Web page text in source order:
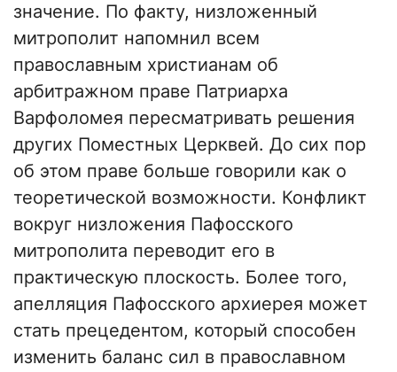
значение. По факту, низложенный
митрополит напомнил всем
православным христианам об
арбитражном праве Патриарха
Варфоломея пересматривать решения
других Поместных Церквей. До сих пор
об этом праве больше говорили как о
теоретической возможности. Конфликт
вокруг низложения Пафосского
митрополита переводит его в
практическую плоскость. Более того,
апелляция Пафосского архиерея может
стать прецедентом, который способен
изменить баланс сил в православном